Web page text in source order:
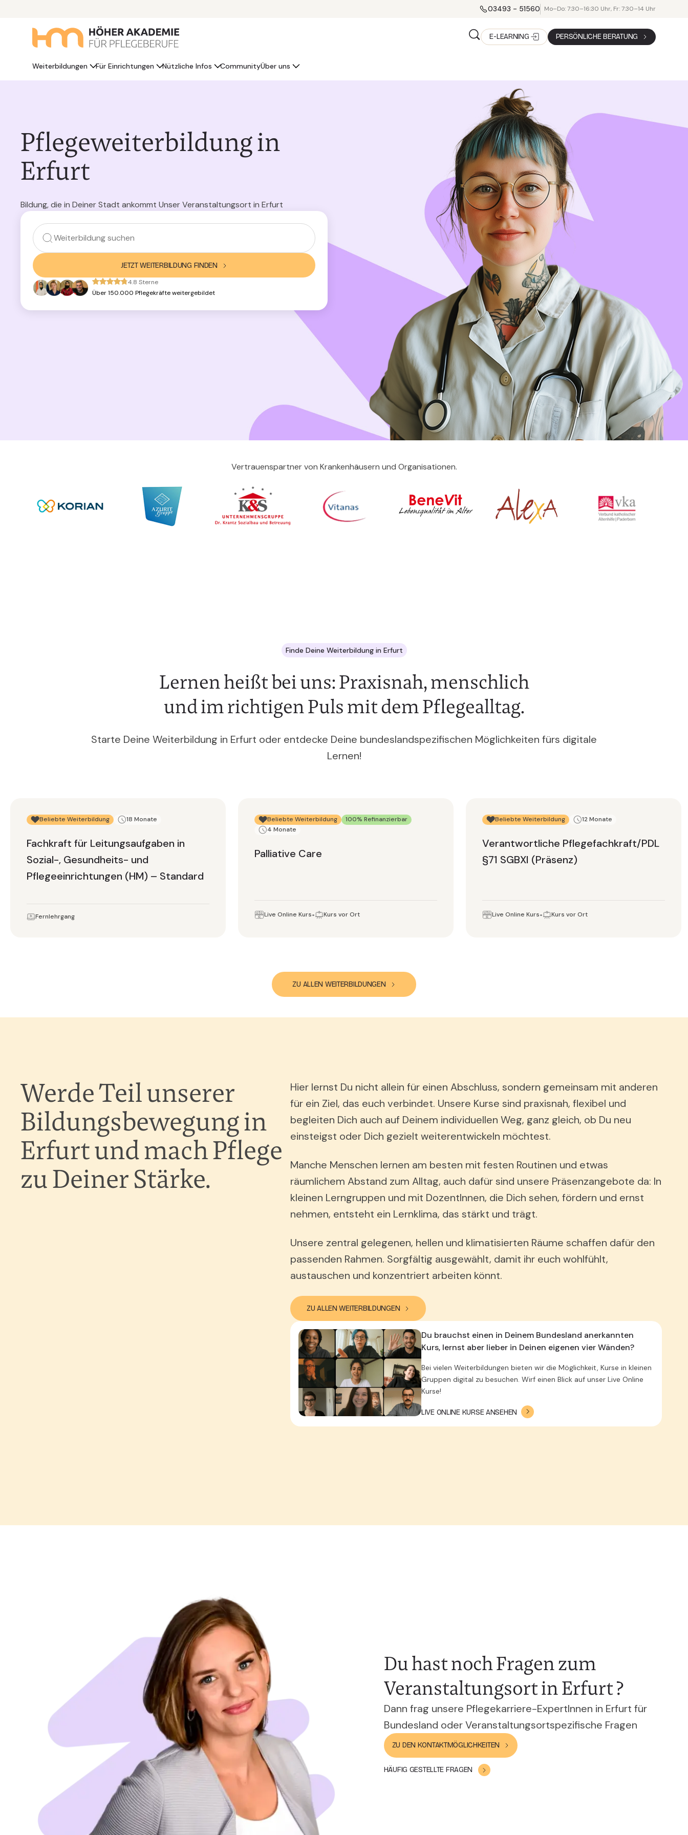
03493 - 51560 Mo–Do: 7:30–16:30 Uhr, Fr: 7:30–14 Uhr
Weiterbildungen Für Einrichtungen Nützliche Infos CommunityÜber uns
E-LEARNING PERSÖNLICHE BERATUNG
Pflegeweiterbildung in
Erfurt
Bildung, die in Deiner Stadt ankommt Unser Veranstaltungsort in Erfurt
JETZT WEITERBILDUNG FINDEN
4.8 Sterne
Über 150.000 Pflegekräfte weitergebildet
Vertrauenspartner von Krankenhäusern und Organisationen.
Finde Deine Weiterbildung in Erfurt
Lernen heißt bei uns: Praxisnah, menschlich
und im richtigen Puls mit dem Pflegealltag.
Starte Deine Weiterbildung in Erfurt oder entdecke Deine bundeslandspezifischen Möglichkeiten fürs digitale
Lernen!
Beliebte Weiterbildung 18 Monate
Fachkraft für Leitungsaufgaben in
Sozial-, Gesundheits- und
Pflegeeinrichtungen (HM) – Standard
Fernlehrgang
Beliebte Weiterbildung
100% Refinanzierbar
4 Monate
Palliative Care
Live Online Kurs Kurs vor Ort
Beliebte Weiterbildung 12 Monate
Verantwortliche Pflegefachkraft/PDL
§71 SGBXI (Präsenz)
Live Online Kurs Kurs vor Ort
ZU ALLEN WEITERBILDUNGEN
Werde Teil unserer
Bildungsbewegung in
Erfurt und mach Pflege
zu Deiner Stärke.
Hier lernst Du nicht allein für einen Abschluss, sondern gemeinsam mit anderen
für ein Ziel, das euch verbindet. Unsere Kurse sind praxisnah, flexibel und
begleiten Dich auch auf Deinem individuellen Weg, ganz gleich, ob Du neu
einsteigst oder Dich gezielt weiterentwickeln möchtest.
Manche Menschen lernen am besten mit festen Routinen und etwas
räumlichem Abstand zum Alltag, auch dafür sind unsere Präsenzangebote da: In
kleinen Lerngruppen und mit DozentInnen, die Dich sehen, fördern und ernst
nehmen, entsteht ein Lernklima, das stärkt und trägt.
Unsere zentral gelegenen, hellen und klimatisierten Räume schaffen dafür den
passenden Rahmen. Sorgfältig ausgewählt, damit ihr euch wohlfühlt,
austauschen und konzentriert arbeiten könnt.
ZU ALLEN WEITERBILDUNGEN
Du brauchst einen in Deinem Bundesland anerkannten
Kurs, lernst aber lieber in Deinen eigenen vier Wänden?
Bei vielen Weiterbildungen bieten wir die Möglichkeit, Kurse in kleinen
Gruppen digital zu besuchen. Wirf einen Blick auf unser Live Online
Kurse!
LIVE ONLINE KURSE ANSEHEN
Du hast noch Fragen zum
Veranstaltungsort in Erfurt ?
Dann frag unsere Pflegekarriere-ExpertInnen in Erfurt für
Bundesland oder Veranstaltungsortspezifische Fragen
ZU DEN KONTAKTMÖGLICHKEITEN
HÄUFIG GESTELLTE FRAGEN